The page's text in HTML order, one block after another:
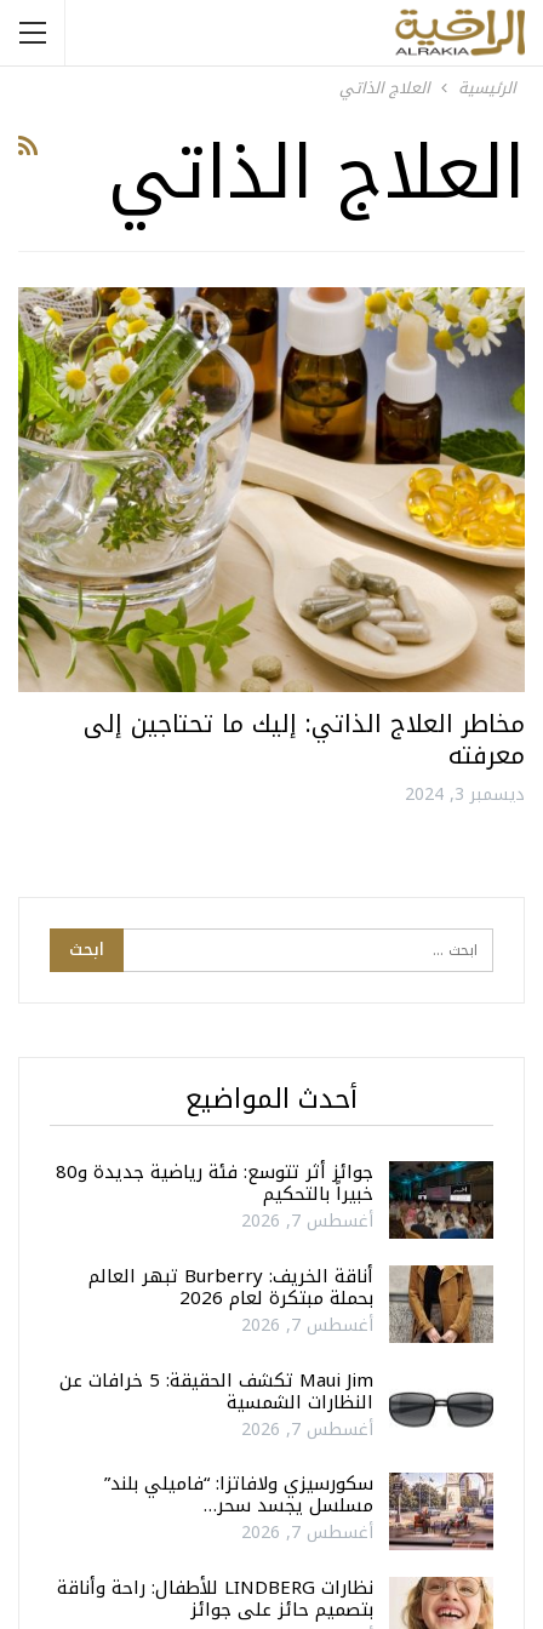
الرئيسية العلاج الذاتي
العلاج الذاتي
مخاطر العلاج الذاتي: إليك ما تحتاجين إلى
معرفته
ديسمبر 3, 2024
أحدث المواضيع
جوائز أثر تتوسع: فئة رياضية جديدة و80
خبيراً بالتحكيم
أغسطس 7, 2026
أناقة الخريف: Burberry تبهر العالم
بحملة مبتكرة لعام 2026
أغسطس 7, 2026
Maui Jim تكشف الحقيقة: 5 خرافات عن
النظارات الشمسية
أغسطس 7, 2026
سكورسيزي ولافاتزا: “فاميلي بلند”
مسلسل يجسد سحر…
أغسطس 7, 2026
نظارات LINDBERG للأطفال: راحة وأناقة
بتصميم حائز على جوائز